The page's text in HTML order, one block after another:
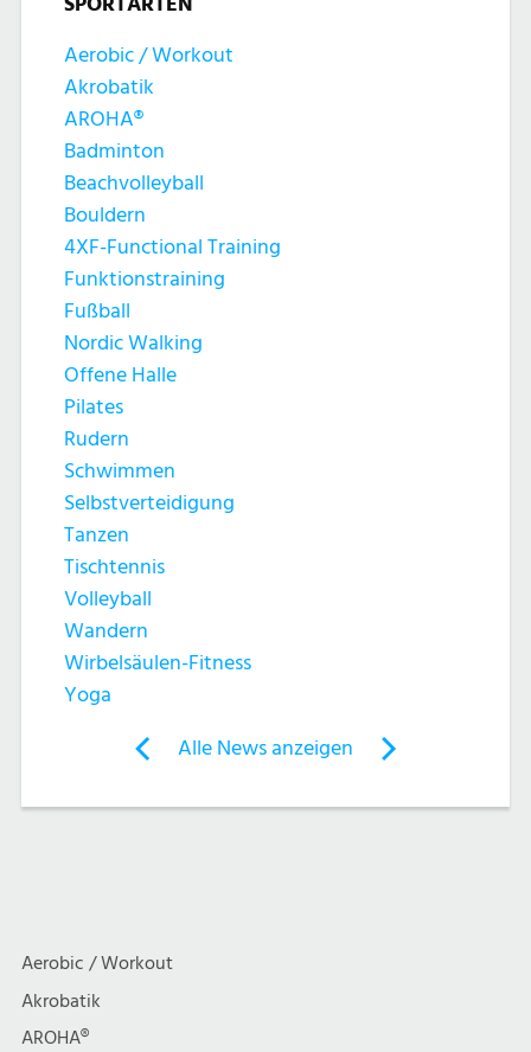
Aerobic / Workout
Akrobatik
AROHA®
Badminton
Beachvolleyball
Bouldern
4XF-Functional Training
Funktionstraining
Fußball
Nordic Walking
Offene Halle
Pilates
Rudern
Schwimmen
Selbstverteidigung
Tanzen
Tischtennis
Volleyball
Wandern
Wirbelsäulen-Fitness
Yoga
News:
Drei-
Alle News anzeigen
News:
Aerobic / Workout
Akrobatik
AROHA®